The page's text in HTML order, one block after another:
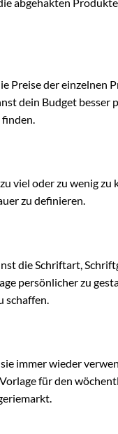
Preise der einzelnen
dein Budget besser
viel oder zu wenig
zu definieren.
die Schriftart,
persönlicher zu
schaffen.
immer wieder
für den